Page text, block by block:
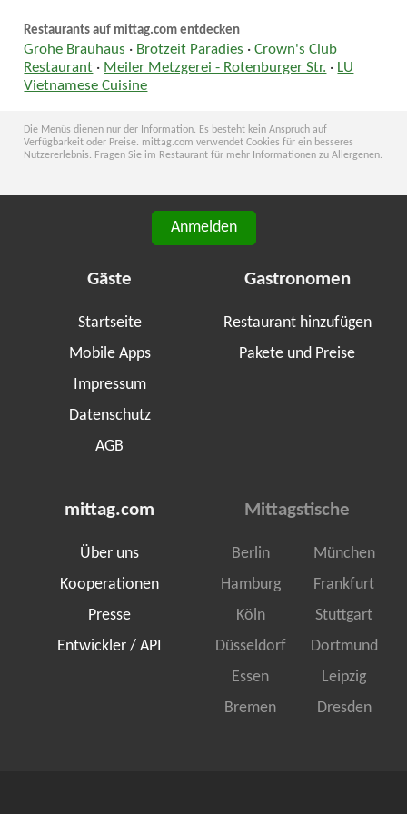
Restaurants auf mittag.com entdecken
Grohe Brauhaus · Brotzeit Paradies︎ ·Crown's Club
Restaurant · Meiler Metzgerei - Rotenburger Str. · LU
Vietnamese Cuisine
Die Menüs dienen nur der Information. Es besteht kein Anspruch auf
Verfügbarkeit oder Preise. mittag.com verwendet Cookies für ein besseres
Nutzererlebnis. Fragen Sie im Restaurant für mehr Informationen zu Allergenen.
Anmelden
Gäste
Startseite
Mobile Apps
Impressum
Datenschutz
AGB
Gastronomen
Restaurant hinzufügen
Pakete und Preise
mittag.com
Über uns
Kooperationen
Presse
Entwickler / API
Mittagstische
Berlin
München
Hamburg
Frankfurt
Köln
Stuttgart
Düsseldorf
Dortmund
Essen
Leipzig
Bremen
Dresden